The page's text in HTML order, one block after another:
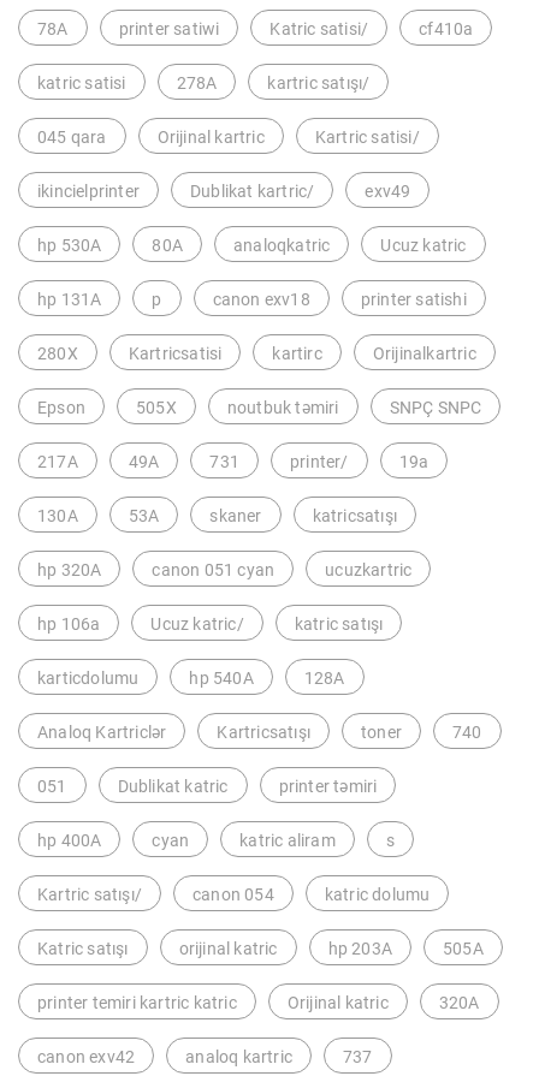
78A printer satiwi Katric satisi/ cf410a
katric satisi 278A kartric satışı/
045 qara Orijinal kartric Kartric satisi/
ikincielprinter Dublikat kartric/ exv49
hp 530A 80A analoqkatric Ucuz katric
hp 131A p canon exv18 printer satishi
280X Kartricsatisi kartirc Orijinalkartric
Epson 505X noutbuk təmiri SNPÇ SNPC
217A 49A 731 printer/ 19a
130A 53A skaner katricsatışı
hp 320A canon 051 cyan ucuzkartric
hp 106a Ucuz katric/ katric satışı
karticdolumu hp 540A 128A
Analoq Kartriclər Kartricsatışı toner 740
051 Dublikat katric printer təmiri
hp 400A cyan katric aliram s
Kartric satışı/ canon 054 katric dolumu
Katric satışı orijinal katric hp 203A 505A
printer temiri kartric katric Orijinal katric 320A
canon exv42 analoq kartric 737